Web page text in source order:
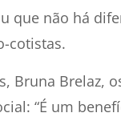
que não há
cotistas.
Bruna Brelaz,
“É um